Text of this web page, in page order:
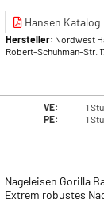
Hansen Katalog
Hersteller: Nordwest
Robert-Schuhman-Str.
VE:
1
PE:
1
Nageleisen Gorilla
Extrem robustes